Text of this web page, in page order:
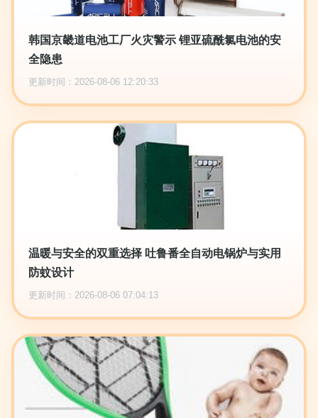
韩国京畿道电池工厂火灾警示 锂亚硫酰氯电池的安
全隐患
更新时间：2026-08-06 12:20:33
温暖与安全的双重选择 吐鲁番全自动电锅炉与实用
防蚊设计
更新时间：2026-08-06 07:04:13